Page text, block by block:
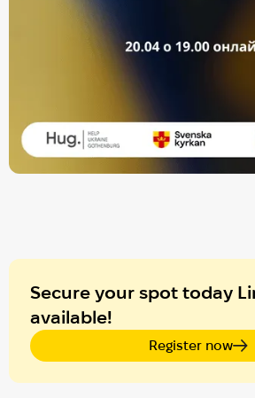
Secure your spot today
available!
Register now